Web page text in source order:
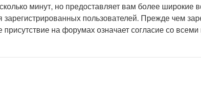
минут, но предоставляет вам более широкие
пользователей. Прежде чем
на форумах означает согласие со